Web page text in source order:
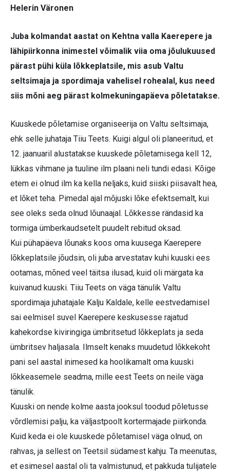
Helerin Väronen
Juba kolmandat aastat on Kehtna valla Kaerepere ja
lähipiirkonna inimestel võimalik viia oma jõulukuused
pärast pühi küla lõkkeplatsile, mis asub Valtu
seltsimaja ja spordimaja vahelisel rohealal, kus need
siis mõni aeg pärast kolmekuningapäeva põletatakse.
Kuuskede põletamise organiseerija on Valtu seltsimaja,
ehk selle juhataja Tiiu Teets. Kuigi algul oli planeeritud, et
12. jaanuaril alustatakse kuuskede põletamisega kell 12,
lükkas vihmane ja tuuline ilm plaani neli tundi edasi. Kõige
etem ei olnud ilm ka kella neljaks, kuid siiski piisavalt hea,
et lõket teha. Pimedal ajal mõjuski lõke efektsemalt, kui
see oleks seda olnud lõunaajal. Lõkkesse rändasid ka
tormiga ümberkaudsetelt puudelt rebitud oksad.
Kui pühapäeva lõunaks koos oma kuusega Kaerepere
lõkkeplatsile jõudsin, oli juba arvestatav kuhi kuuski ees
ootamas, mõned veel täitsa ilusad, kuid oli märgata ka
kuivanud kuuski. Tiiu Teets on väga tänulik Valtu
spordimaja juhatajale Kalju Kaldale, kelle eestvedamisel
sai eelmisel suvel Kaerepere keskusesse rajatud
kahekordse kiviringiga ümbritsetud lõkkeplats ja seda
ümbritsev haljasala. Ilmselt kenaks muudetud lõkkekoht
pani sel aastal inimesed ka hoolikamalt oma kuuski
lõkkeasemele seadma, mille eest Teets on neile väga
tänulik.
Kuuski on nende kolme aasta jooksul toodud põletusse
võrdlemisi palju, ka väljastpoolt kortermajade piirkonda.
Kuid keda ei ole kuuskede põletamisel väga olnud, on
rahvas, ja sellest on Teetsil südamest kahju. Ta meenutas,
et esimesel aastal oli ta valmistunud, et pakkuda tulijatele